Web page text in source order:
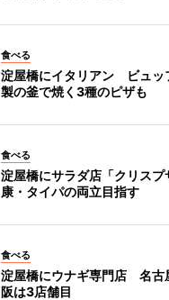
食べる
淀屋橋にイタリアン ビュッ
製の釜で焼く3種のピザも
食べる
淀屋橋にサラダ店「クリス
康・タイパの両立目指す
食べる
淀屋橋にウナギ専門店 名古
阪は3店舗目